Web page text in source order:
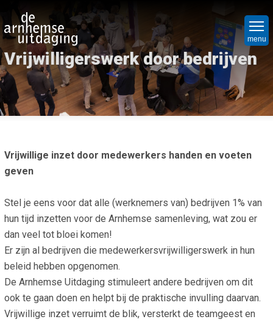
en
naar
de
inhoud
gaan
Contact
Aanvraag/aanbod
menu
Vrijwilligerswerk door bedrijven
Vrijwillige inzet door medewerkers handen en voeten
geven
Stel je eens voor dat alle (werknemers van) bedrijven 1% van
hun tijd inzetten voor de Arnhemse samenleving, wat zou er
dan veel tot bloei komen!
Er zijn al bedrijven die medewerkersvrijwilligerswerk in hun
beleid hebben opgenomen.
De Arnhemse Uitdaging stimuleert andere bedrijven om dit
ook te gaan doen en helpt bij de praktische invulling daarvan.
Vrijwillige inzet verruimt de blik, versterkt de teamgeest en